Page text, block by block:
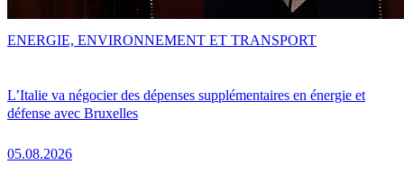
L’Italie va négocier des dépenses supplémentaires en énergie et
défense avec Bruxelles
05.08.2026
ENERGIE, ENVIRONNEMENT ET TRANSPORT